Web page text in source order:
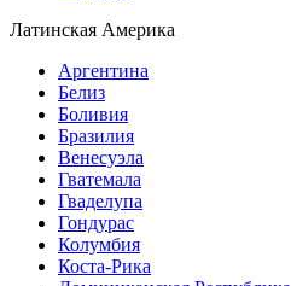
Латинская Америка
Аргентина
Белиз
Боливия
Бразилия
Венесуэла
Гватемала
Гваделупа
Гондурас
Колумбия
Коста-Рика